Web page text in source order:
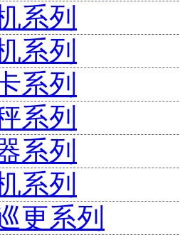
系列
系列
系列
系列
系列
系列
更系列